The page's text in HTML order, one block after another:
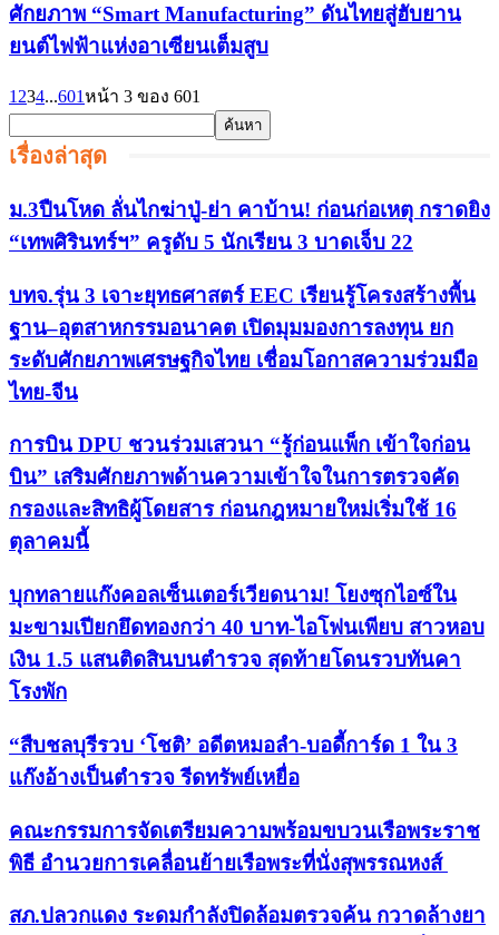
ศักยภาพ “Smart Manufacturing” ดันไทยสู่ฮับยาน
ยนต์ไฟฟ้าแห่งอาเซียนเต็มสูบ
1 234...601หน้า 3 ของ 601
เรื่องล่าสุด
ม.3ปืนโหด ลั่นไกฆ่าปู่-ย่า คาบ้าน! ก่อนก่อเหตุ กราดยิง
“เทพศิรินทร์ฯ” ครูดับ 5 นักเรียน 3 บาดเจ็บ 22
บทจ.รุ่น 3 เจาะยุทธศาสตร์ EEC เรียนรู้โครงสร้างพื้น
ฐาน–อุตสาหกรรมอนาคต เปิดมุมมองการลงทุน ยก
ระดับศักยภาพเศรษฐกิจไทย เชื่อมโอกาสความร่วมมือ
ไทย-จีน
การบิน DPU ชวนร่วมเสวนา “รู้ก่อนแพ็ก เข้าใจก่อน
บิน” เสริมศักยภาพด้านความเข้าใจในการตรวจคัด
กรองและสิทธิผู้โดยสาร ก่อนกฎหมายใหม่เริ่มใช้ 16
ตุลาคมนี้
บุกทลายแก๊งคอลเซ็นเตอร์เวียดนาม! โยงซุกไอซ์ใน
มะขามเปียกยึดทองกว่า 40 บาท-ไอโฟนเพียบ สาวหอบ
เงิน 1.5 แสนติดสินบนตำรวจ สุดท้ายโดนรวบทันคา
โรงพัก
“สืบชลบุรีรวบ ‘โชติ’ อดีตหมอลำ-บอดี้การ์ด 1 ใน 3
แก๊งอ้างเป็นตำรวจ รีดทรัพย์เหยื่อ
คณะกรรมการจัดเตรียมความพร้อมขบวนเรือพระราช
พิธี อำนวยการเคลื่อนย้ายเรือพระที่นั่งสุพรรณหงส์
สภ.ปลวกแดง ระดมกำลังปิดล้อมตรวจค้น กวาดล้างยา